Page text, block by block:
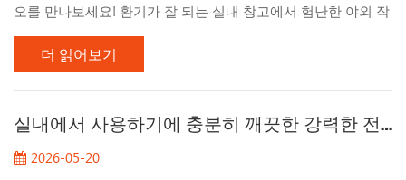
오를 만나보세요! 환기가 잘 되는 실내 창고에서 험난한 야외 작
업장으로 원활하게 이동할 수 있는 자재 운반 솔루션을 찾는 것
은 쉽지 않은 일입니다. 콤팩트하면서도 기동성이 뛰어나고, 무
엇보다 신뢰성이 높은 솔루션이 필요합니다. HIFOUNE 내연기
관 FD15(디젤) 및 FG15(LPG) 카운터밸런스 지게차 시리즈를 소
개합니다. 어떤 환경에서도 물류 운영을 원활하게 유지할 수 있
운 짐을 끌어당기는 야외 작업에 적합한 강력한 저속 토크의
더 읽어보기
실내에서 사용하기에 충분히 깨끗한 강력한 전력이 필요하신가요?
2026-05-20